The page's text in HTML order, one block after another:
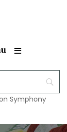
≡
Symphony